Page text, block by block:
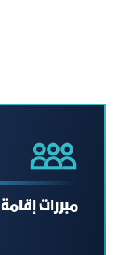
مبررات